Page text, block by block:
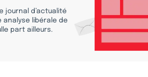
journal d’actualité
analyse libérale de
part ailleurs.